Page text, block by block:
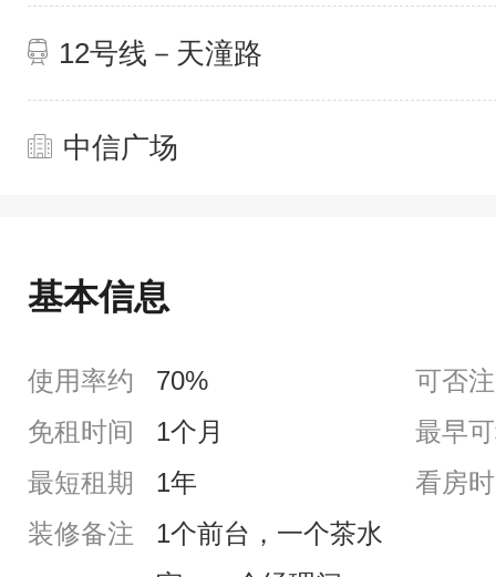
12号线－天潼路
中信广场
基本信息
使用率约 70%
可否
免租时间
1个月
最早
最短租期
1年
看房
装修备注
1个前台，一个茶水